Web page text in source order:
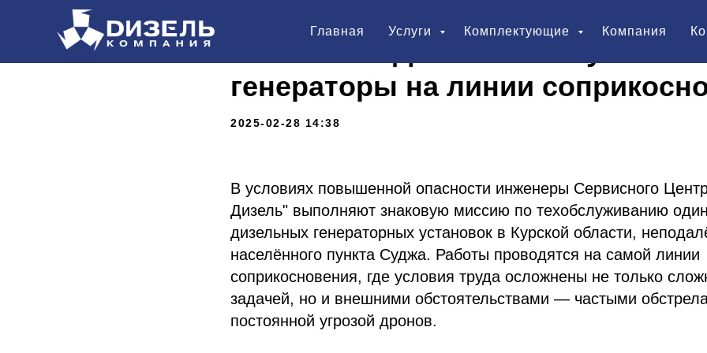
Главная Услуги Комплектующие Компания
"Компании Дизель"
генераторы на линии
2025-02-28 14:38
В условиях повышенной опасности инженеры Сервисного
Дизель" выполняют знаковую миссию по техобслуживанию
дизельных генераторных установок в Курской области,
населённого пункта Суджа. Работы проводятся на самой линии
соприкосновения, где условия труда осложнены не только
задачей, но и внешними обстоятельствами — частыми
постоянной угрозой дронов.